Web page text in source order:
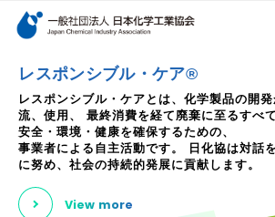
検索キーワード
レスポンシブル・ケア®
レスポンシブル・ケアとは、化学製品の開
流、使用、
最終消費を経て廃棄に至るすべ
安全・環境・健康を確保するための、
事業者による自主活動です。
日化協は対話
に努め、社会の持続的発展に貢献します。
View more